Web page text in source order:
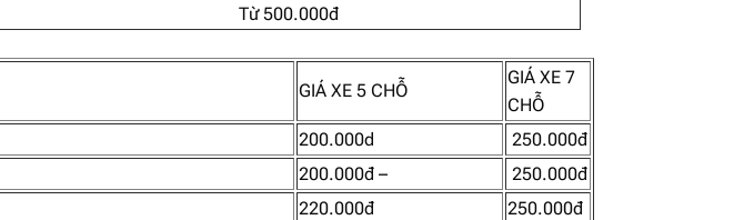
Từ 500.000đ
GIÁ XE 5 CHỖ
GIÁ XE 7
CHỖ
200.000d
250.000đ
200.000đ –
250.000đ
220.000đ
250.000đ